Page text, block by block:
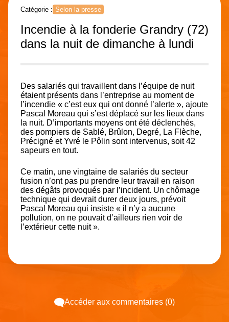
Catégorie : Selon la presse
Incendie à la fonderie Grandry (72)
dans la nuit de dimanche à lundi
Des salariés qui travaillent dans l’équipe de nuit
étaient présents dans l’entreprise au moment de
l’incendie « c’est eux qui ont donné l’alerte », ajoute
Pascal Moreau qui s’est déplacé sur les lieux dans
la nuit. D’importants moyens ont été déclenchés,
des pompiers de Sablé, Brûlon, Degré, La Flèche,
Précigné et Yvré le Pôlin sont intervenus, soit 42
sapeurs en tout.
Ce matin, une vingtaine de salariés du secteur
fusion n’ont pas pu prendre leur travail en raison
des dégâts provoqués par l’incident. Un chômage
technique qui devrait durer deux jours, prévoit
Pascal Moreau qui insiste « il n’y a aucune
pollution, on ne pouvait d’ailleurs rien voir de
l’extérieur cette nuit ».
Accéder aux commentaires (0)